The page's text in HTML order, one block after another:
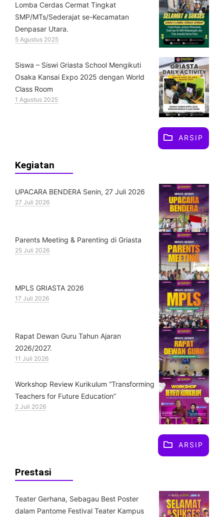
Lomba Cerdas Cermat Tingkat
SMP/MTs/Sederajat se-Kecamatan
Denpasar Utara.
5 Agustus 2025
Siswa – Siswi Griasta School Mengikuti
Osaka Kansai Expo 2025 dengan World
Class Room
1 Agustus 2025
ARSIP
Kegiatan
UPACARA BENDERA Senin, 27 Juli 2026
27 Juli 2026
Parents Meeting & Parenting di Griasta
25 Juli 2026
MPLS GRIASTA 2026
17 Juli 2026
Rapat Dewan Guru Tahun Ajaran
2026/2027.
11 Juli 2026
Workshop Review Kurikulum “Transforming
Teachers for Future Education”
2 Juli 2026
ARSIP
Prestasi
Teater Gerhana, Sebagau Best Poster
dalam Pantome Festival Teater Kampus